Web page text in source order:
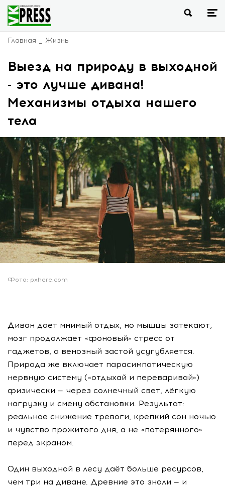
Главная Жизнь
Выезд на природу в выходной
- это лучше дивана!
Механизмы отдыха нашего
тела
Фото: pxhere.com
Диван дает мнимый отдых, но мышцы затекают,
мозг продолжает «фоновый» стресс от
гаджетов, а венозный застой усугубляется.
Природа же включает парасимпатическую
нервную систему («отдыхай и переваривай»)
физически — через солнечный свет, лёгкую
нагрузку и смену обстановки. Результат:
реальное снижение тревоги, крепкий сон ночью
и чувство прожитого дня, а не «потерянного»
перед экраном.
Один выходной в лесу даёт больше ресурсов,
чем три на диване. Древние это знали — и